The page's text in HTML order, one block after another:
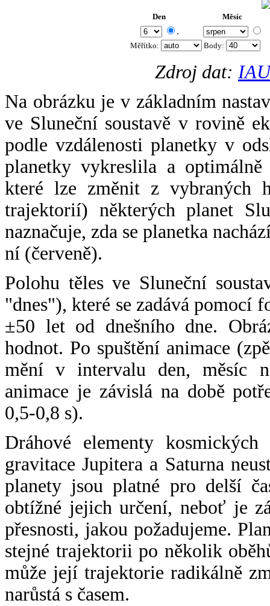
Den Měsíc
.
Měřítko: Body:
Zdroj dat:
Na obrázku je v základním
ve Sluneční soustavě v rovině
podle vzdálenosti planetky v
planetky vykreslila a
které lze změnit z vybraných
trajektorií) některých planet
naznačuje, zda se planetka
ní (červeně).
Polohu těles ve Sluneční
"dnes"), které se zadává pomocí
±50 let od dnešního dne.
hodnot. Po spuštění animace
mění v intervalu den, měsíc
animace je závislá na době
0,5-0,8 s).
Dráhové elementy
gravitace Jupitera a Saturna
planety jsou platné pro delší
obtížné jejich určení, neboť je
přesnosti, jakou požadujeme.
stejné trajektorii po několik
může její trajektorie radikálně
narůstá s časem.